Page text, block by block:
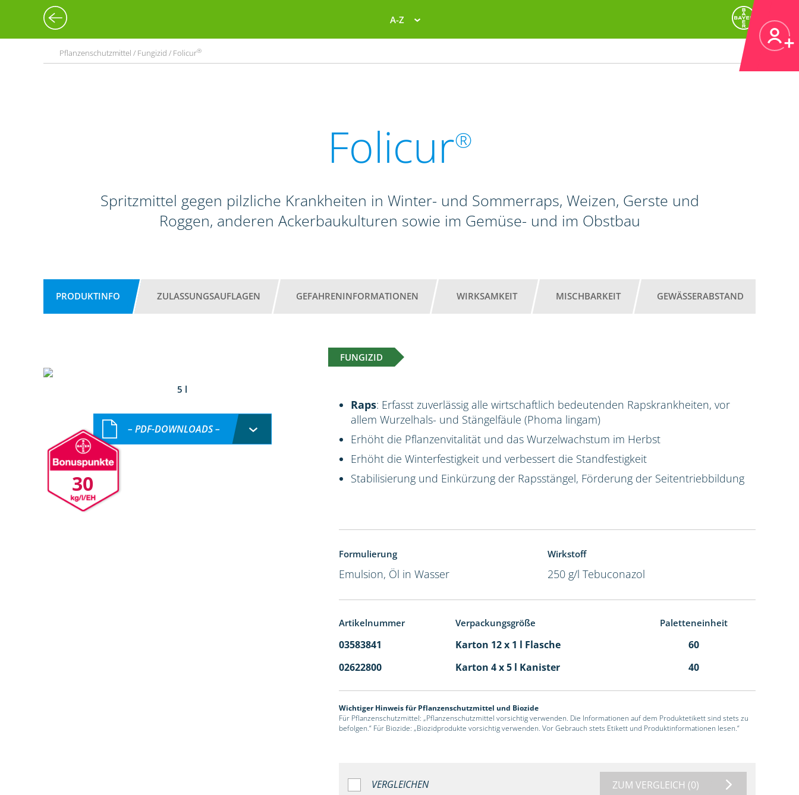
A-Z
Pflanzenschutzmittel / Fungizid / Folicur®
Folicur®
Spritzmittel gegen pilzliche Krankheiten in Winter- und Sommerraps, Weizen, Gerste und
Roggen, anderen Ackerbaukulturen sowie im Gemüse- und im Obstbau
PRODUKTINFO ZULASSUNGSAUFLAGEN GEFAHRENINFORMATIONEN WIRKSAMKEIT MISCHBARKEIT GEWÄSSERABSTAND
FUNGIZID
5 l
30
– PDF-DOWNLOADS –
Raps: Erfasst zuverlässig alle wirtschaftlich bedeutenden Rapskrankheiten, vor
allem Wurzelhals- und Stängelfäule (Phoma lingam)
Erhöht die Pflanzenvitalität und das Wurzelwachstum im Herbst
Erhöht die Winterfestigkeit und verbessert die Standfestigkeit
Stabilisierung und Einkürzung der Rapsstängel, Förderung der Seitentriebbildung
Formulierung
Emulsion, Öl in Wasser
Wirkstoff
250 g/l Tebuconazol
Artikelnummer Verpackungsgröße Paletteneinheit
03583841 Karton 12 x 1 l Flasche
60
02622800
Karton 4 x 5 l Kanister 40
Wichtiger Hinweis für Pflanzenschutzmittel und Biozide
Für Pflanzenschutzmittel: „Pflanzenschutzmittel vorsichtig verwenden. Die Informationen auf dem Produktetikett sind stets zu
befolgen.“ Für Biozide: „Biozidprodukte vorsichtig verwenden. Vor Gebrauch stets Etikett und Produktinformationen lesen.“
VERGLEICHEN ZUM VERGLEICH (0)